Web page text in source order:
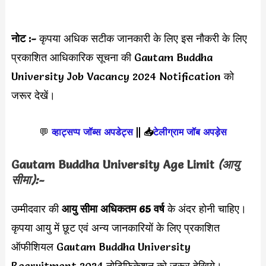
नोट :-कृपया अधिक सटीक जानकारी के लिए इस नौकरी के लिए
प्रकाशित आधिकारिक सूचना की Gautam Buddha
University Job Vacancy 2024 Notification को
जरूर देखें।
💬 व्हाट्सप्प जॉब्स अपडेट्स|| 📥टेलीग्राम जॉब अपड़ेस
Gautam Buddha University Age Limit (आयु
सीमा):-
उम्मीदवार कीआयु सीमा अधिकतम 65 वर्षके अंदर होनी चाहिए।
कृपया आयु में छूट एवं अन्य जानकारियों के लिए प्रकाशित
ऑफीशियल Gautam Buddha University